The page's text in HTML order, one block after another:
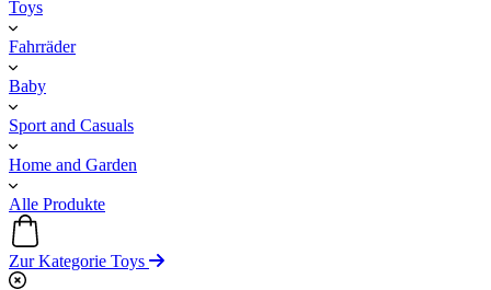
Toys
Fahrräder
Baby
Sport and Casuals
Home and Garden
Alle Produkte
Zur Kategorie Toys